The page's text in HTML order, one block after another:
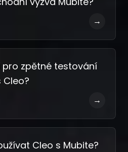
→
zpětné testování
→
Cleo s Mubite?